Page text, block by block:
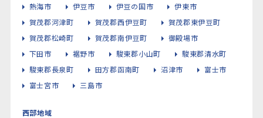
熱海市
伊豆市 伊豆の国市
伊東市
賀茂郡河津町
賀茂郡西伊豆町
賀茂郡東伊豆町
賀茂郡松崎町
賀茂郡南伊豆町
御殿場市
下田市
裾野市 駿東郡小山町
駿東郡清水町
駿東郡長泉町
田方郡函南町 沼津市
富士市
富士宮市
三島市
西部地域